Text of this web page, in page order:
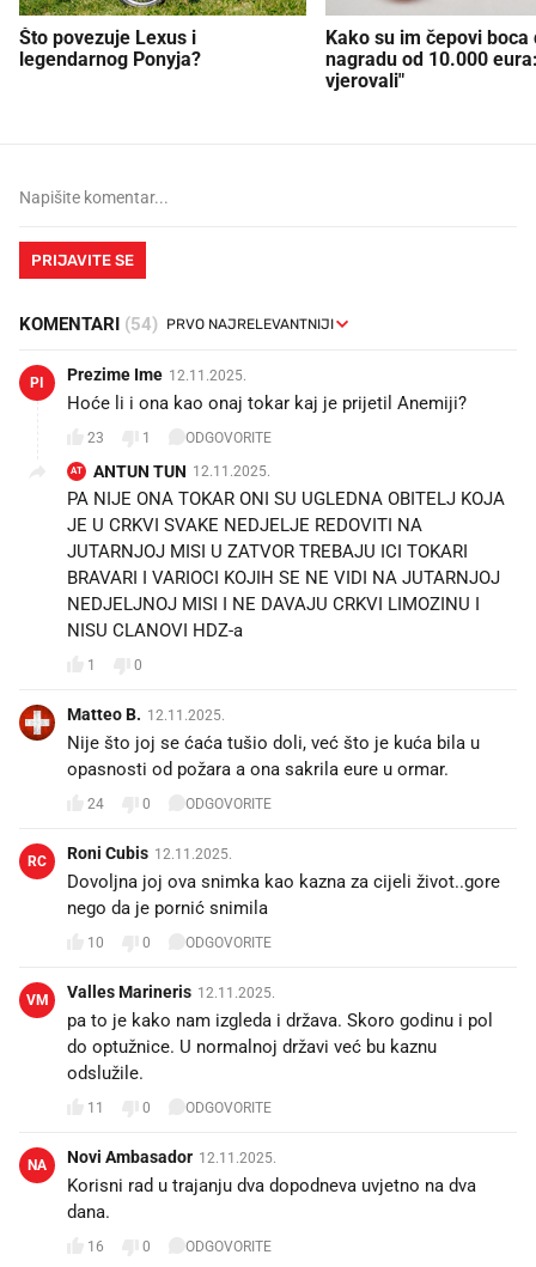
Što povezuje Lexus i
legendarnog Ponyja?
Kako su im čepovi boca
nagradu od 10.000
vjerovali"
PRIJAVITE SE
KOMENTARI (54)
PI Prezime Ime 12.11.2025.
Hoće li i ona kao onaj tokar kaj je prijetil Anemiji?
23 1 ODGOVORITE
AT ANTUN TUN 12.11.2025.
PA NIJE ONA TOKAR ONI SU UGLEDNA OBITELJ KOJA
JE U CRKVI SVAKE NEDJELJE REDOVITI NA
JUTARNJOJ MISI U ZATVOR TREBAJU ICI TOKARI
BRAVARI I VARIOCI KOJIH SE NE VIDI NA JUTARNJOJ
NEDJELJNOJ MISI I NE DAVAJU CRKVI LIMOZINU I
NISU CLANOVI HDZ-a
1 0
Matteo B. 12.11.2025.
Nije što joj se ćaća tušio doli, već što je kuća bila u
opasnosti od požara a ona sakrila eure u ormar.
24 0 ODGOVORITE
RC Roni Cubis 12.11.2025.
Dovoljna joj ova snimka kao kazna za cijeli život..gore
nego da je pornić snimila
10 0 ODGOVORITE
VM Valles Marineris 12.11.2025.
pa to je kako nam izgleda i država. Skoro godinu i pol
do optužnice. U normalnoj državi već bu kaznu
odslužile.
11 0 ODGOVORITE
NA Novi Ambasador 12.11.2025.
Korisni rad u trajanju dva dopodneva uvjetno na dva
dana.
16 0 ODGOVORITE